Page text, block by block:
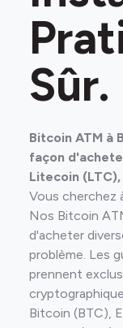
Sûr.
Bitcoin ATM à
façon
Litecoin
Vous cherchez
Nos Bitcoin
d'acheter
problème. Les
prennent
Bitcoin (BTC),